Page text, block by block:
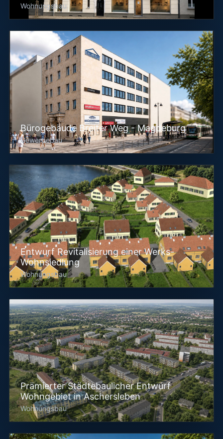
Wohnungsbau
Bürogebäude Breiter Weg - Magdeburg
Gewerbebau
Entwurf Revitalisierung einer Werks-
Wohnsiedlung
Wohnungsbau
Prämierter Städtebaulicher Entwurf
Wohngebiet in Aschersleben
Wohnungsbau